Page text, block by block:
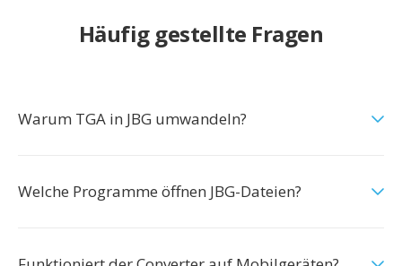
Häufig gestellte Fragen
Warum TGA in JBG umwandeln?
Welche Programme öffnen JBG-Dateien?